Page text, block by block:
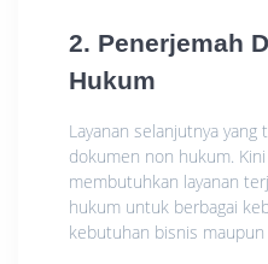
2. Penerjemah
Hukum
Layanan selanjutnya
dokumen non hukum.
membutuhkan layanan
hukum untuk berbagai
kebutuhan bisnis